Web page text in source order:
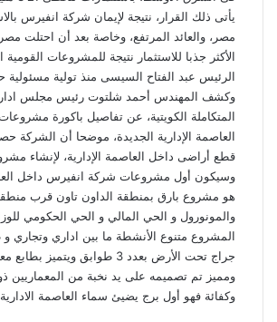
يأتى ذلك القرار، نتيجة لإيمان شركة انفيرس
مصر، والعائد المرتفع، وخاصة بعد أن احتلت
الأكثر جذبا للاستثمار نتيجة للمشروعات القومية
الرئيس عبد الفتاح السيسى منذ تولية مسئولية
وكشف المهندس أحمد شلتوت رئيس مجلس
المتكاملة الكويتية، عن تفاصيل باكورة
العاصمة الإدارية الجديدة، موضحا أن الشركة
قطع أراضى داخل العاصمة الإدارية، لإنشاء
وسيكون أول مشروعات شركة انفيرس داخل
هو مشروع بارق بمنطقة الداون تاون قرب
والمونورول و الحي المالي و الحي الحكومي
المشروع متنوع الأنشطة ما بين اداري وتجاري
جراج تحت الأرض بعدد 3 طوابق
ومميز تم تصميمه على يد نخبة من المعماريين
وكفائة فهو أول برج يضيئ سماء العاصمة